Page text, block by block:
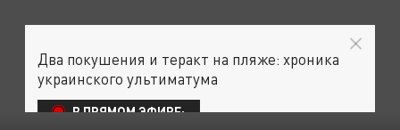
Два покушения и теракт на пляже: хроника
украинского ультиматума
В ПРЯМОМ ЭФИРЕ: